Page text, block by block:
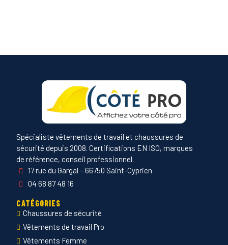
Spécialiste vêtements de travail et chaussures de
sécurité depuis 2008. Certifications EN ISO, marques
de référence, conseil professionnel.
17 rue du Gargal – 66750 Saint-Cyprien
04 68 87 48 16
CATÉGORIES
Chaussures de sécurité
Vêtements de travail Pro
Vêtements Femme